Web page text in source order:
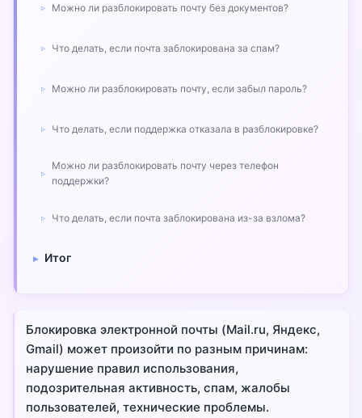
Можно ли разблокировать почту без документов?
Что делать, если почта заблокирована за спам?
Можно ли разблокировать почту, если забыл пароль?
Что делать, если поддержка отказала в разблокировке?
Можно ли разблокировать почту через телефон
поддержки?
Что делать, если почта заблокирована из-за взлома?
Итог
Блокировка электронной почты (Mail.ru, Яндекс,
Gmail) может произойти по разным причинам:
нарушение правил использования,
подозрительная активность, спам, жалобы
пользователей, технические проблемы.